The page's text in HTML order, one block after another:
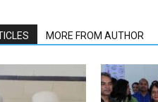
MORE FROM AUTHOR